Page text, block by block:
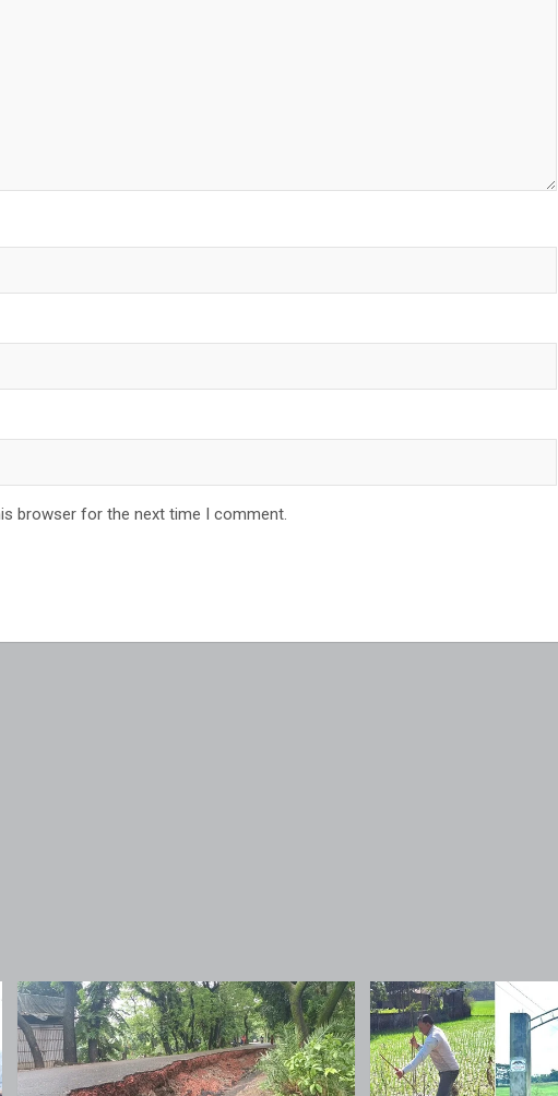
browser for the next time I comment.